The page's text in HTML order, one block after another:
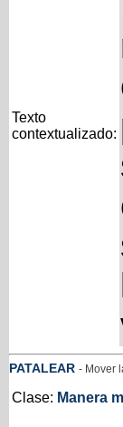
Texto
contextualizado:
PATALEAR - Mover
Clase: Manera